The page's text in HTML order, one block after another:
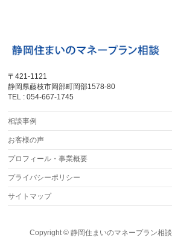
〒421-1121
静岡県藤枝市岡部町岡部1578-80
TEL : 054-667-1745
相談事例
お客様の声
プロフィール・事業概要
プライバシーポリシー
サイトマップ
Copyright © 静岡住まいのマネープラン相談